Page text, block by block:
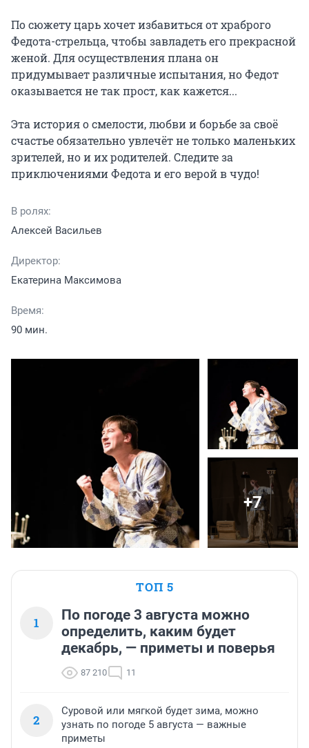
По сюжету царь хочет избавиться от храброго
Федота-стрельца, чтобы завладеть его прекрасной
женой. Для осуществления плана он
придумывает различные испытания, но Федот
оказывается не так прост, как кажется...
Эта история о смелости, любви и борьбе за своё
счастье обязательно увлечёт не только маленьких
зрителей, но и их родителей. Следите за
приключениями Федота и его верой в чудо!
В ролях:
Алексей Васильев
Директор:
Екатерина Максимова
Время:
90 мин.
+7
ТОП 5
1
По погоде 3 августа можно
определить, каким будет
декабрь, — приметы и поверья
87 210 11
2
Суровой или мягкой будет зима, можно
узнать по погоде 5 августа — важные
приметы